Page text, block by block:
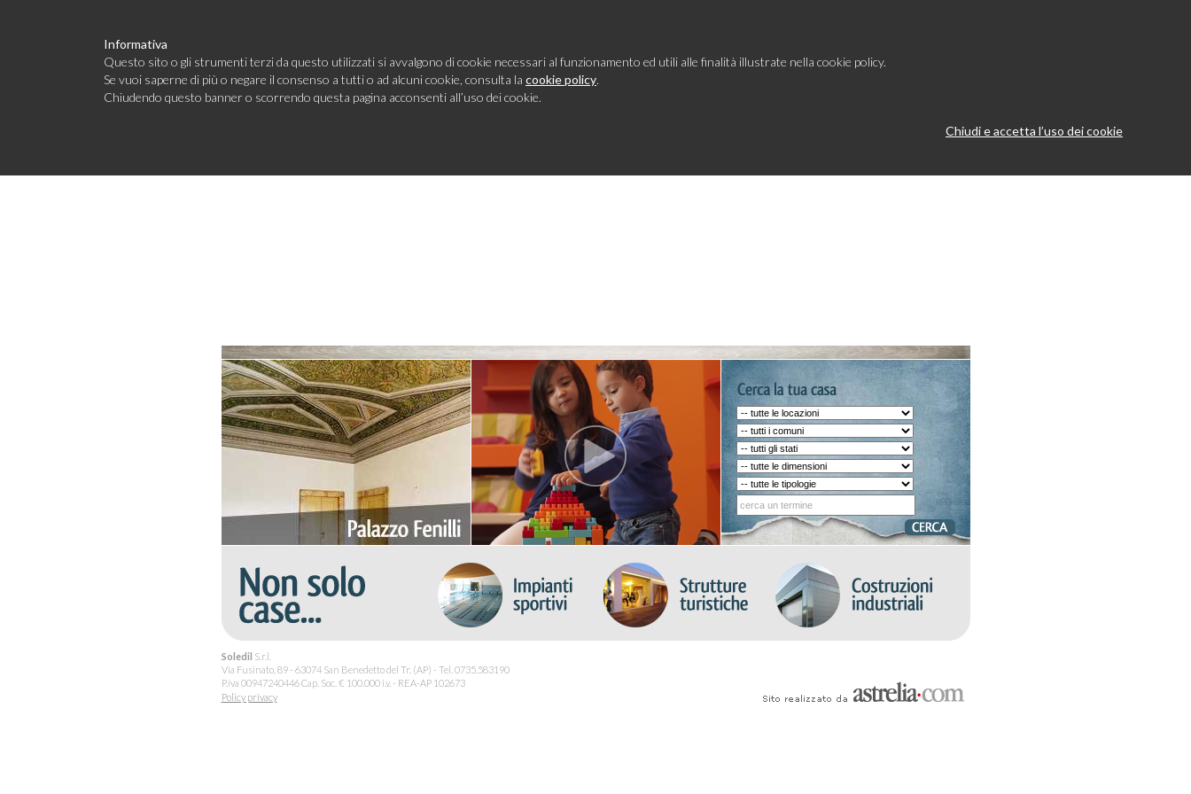
Soledil S.r.l.
Via Fusinato, 89 - 63074 San Benedetto del Tr. (AP) - Tel. 0735.583190
P.iva 00947240446 Cap. Soc. € 100.000 i.v. - REA-AP 102673
Policy privacy
Informativa
Questo sito o gli strumenti terzi da questo utilizzati si avvalgono di cookie necessari al funzionamento ed utili alle finalità illustrate nella cookie policy.
Se vuoi saperne di più o negare il consenso a tutti o ad alcuni cookie, consulta la cookie policy.
Chiudendo questo banner o scorrendo questa pagina acconsenti all’uso dei cookie.
Chiudi e accetta l’uso dei cookie